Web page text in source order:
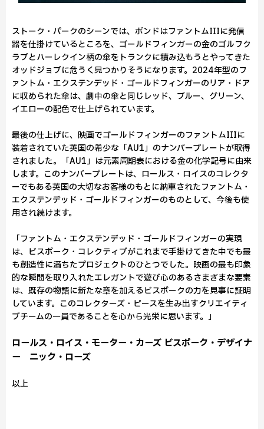
ストーク・パークのシーンでは、ボンドはファントムIIIに発信
器を仕掛けているところを、ゴールドフィンガーの金のゴルフク
ラブとハーレクイン柄の傘をトランクに積み込もうとやってきた
オッドジョブに危うく見つかりそうになります。2024年型のフ
ァントム・エクステンデッド・ゴールドフィンガーのリア・ドア
に収められた傘は、劇中の傘と同じレッド、ブルー、グリーン、
イエローの配色で仕上げられています。
最後の仕上げに、映画でゴールドフィンガーのファントムIIIに
装着されていた英国の希少な「AU1」のナンバープレートが取得
されました。「AU1」は元素周期表における金の化学記号に由来
します。このナンバープレートは、ロールス・ロイスのコレクタ
ーでもある英国の大切なお客様のもとに納車されたファントム・
エクステンデッド・ゴールドフィンガーのものとして、今後も使
用され続けます。
「ファントム・エクステンデッド・ゴールドフィンガーの実現
は、ビスポーク・コレクティブがこれまで手掛けてきた中でも最
も創造性に満ちたプロジェクトのひとつでした。映画の最も印象
的な瞬間を取り入れたエレガントで遊び心のあるさまざまな要素
は、既存の物語に新たな章を加えるビスポークの力を見事に証明
しています。このコレクターズ・ピースを生み出すクリエイティ
ブチームの一員であることを心から光栄に思います。」
ロールス・ロイス・モーター・カーズ ビスポーク・デザイナ
ー ニック・ローズ
以上